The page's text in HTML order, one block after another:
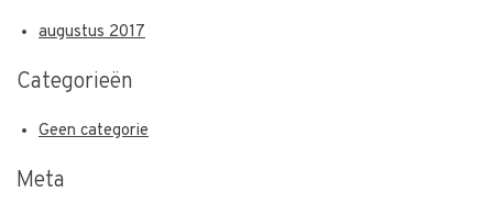
augustus 2017
Categorieën
Geen categorie
Meta